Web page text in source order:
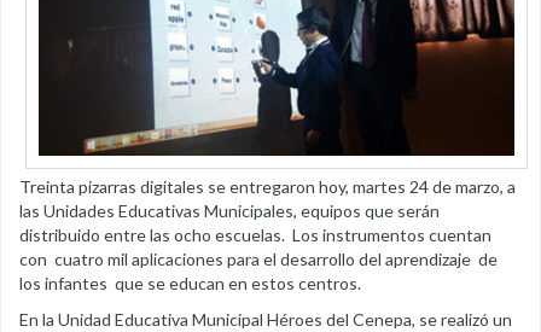
Treinta pizarras digitales se entregaron hoy, martes 24 de marzo, a
las Unidades Educativas Municipales, equipos que serán
distribuido entre las ocho escuelas. Los instrumentos cuentan
con cuatro mil aplicaciones para el desarrollo del aprendizaje de
los infantes que se educan en estos centros.
En la Unidad Educativa Municipal Héroes del Cenepa, se realizó un